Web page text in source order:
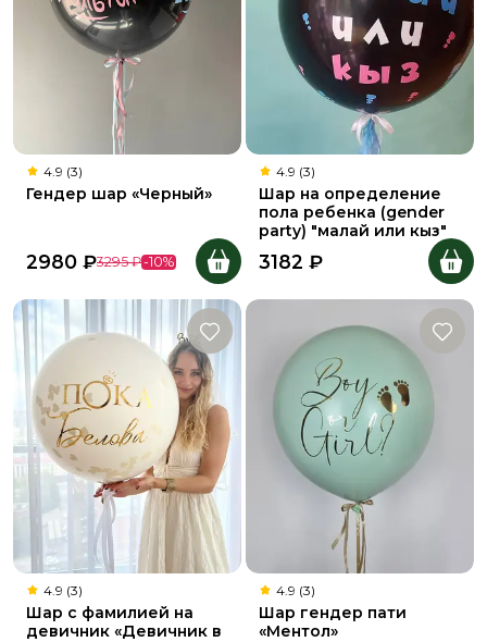
4.9 (3)
Гендер шар «Черный»
2980 ₽3295 ₽-10%
4.9 (3)
Шар на определение
пола ребенка (gender
party) "малай или кыз"
3182 ₽
4.9 (3)
Шар с фамилией на
девичник «Девичник в
4.9 (3)
Шар гендер пати
«Ментол»